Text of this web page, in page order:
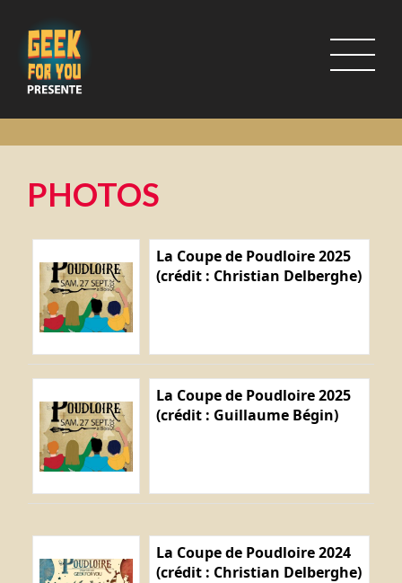
PHOTOS
La Coupe de Poudloire 2025
(crédit : Christian Delberghe)
La Coupe de Poudloire 2025
(crédit : Guillaume Bégin)
La Coupe de Poudloire 2024
(crédit : Christian Delberghe)